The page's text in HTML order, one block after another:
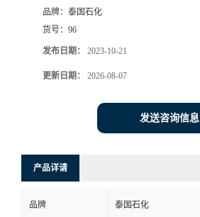
品牌： 泰国石化
货号： 96
发布日期： 2023-10-21
更新日期： 2026-08-07
发送咨询信息
产品详请
品牌 泰国石化